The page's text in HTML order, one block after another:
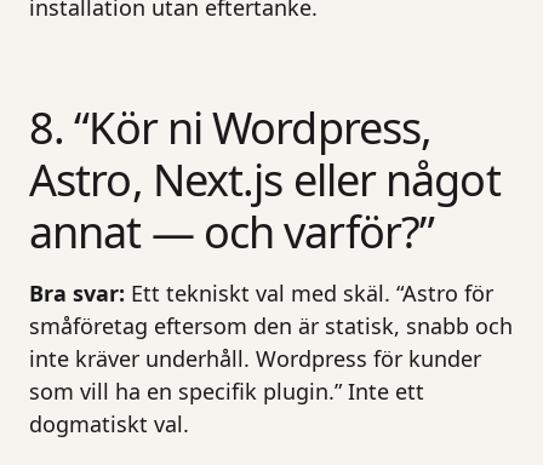
installation utan eftertanke.
8. “Kör ni Wordpress,
Astro, Next.js eller något
annat — och varför?”
Bra svar: Ett tekniskt val med skäl. “Astro för
småföretag eftersom den är statisk, snabb och
inte kräver underhåll. Wordpress för kunder
som vill ha en specifik plugin.” Inte ett
dogmatiskt val.